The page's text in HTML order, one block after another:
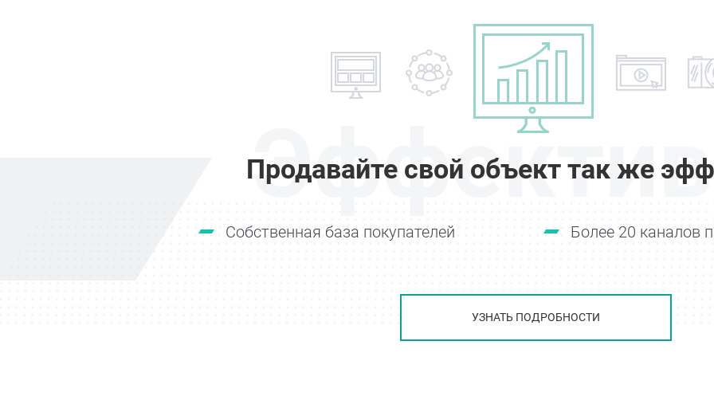
Продавайте свой объект так же
Собственная база покупателей Более 20 каналов
УЗНАТЬ ПОДРОБНОСТИ